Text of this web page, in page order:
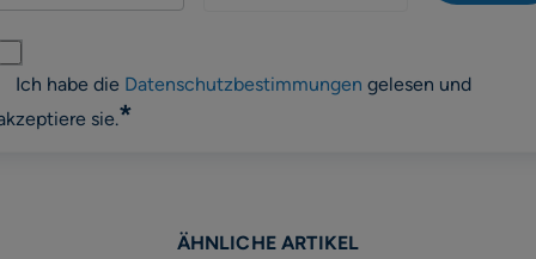
Ich habe die Datenschutzbestimmungen gelesen und
sie.*
ÄHNLICHE ARTIKEL